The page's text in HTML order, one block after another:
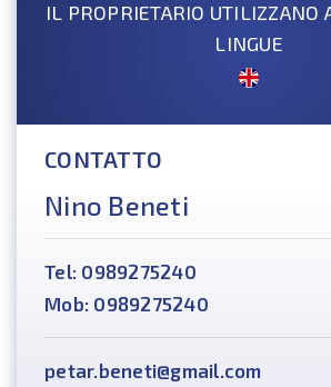
IL PROPRIETARIO UTILIZZANO
LINGUE
CONTATTO
Nino Beneti
Tel: 0989275240
Mob: 0989275240
petar.beneti@gmail.com